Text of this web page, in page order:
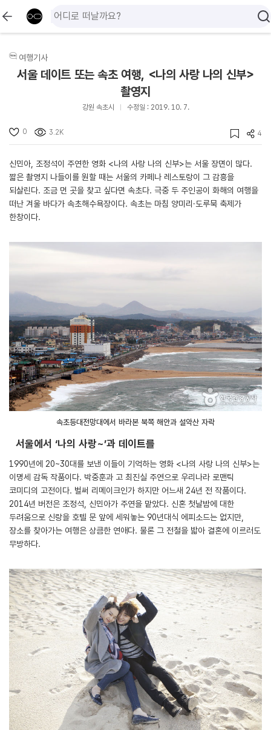
여행기사
서울 데이트 또는 속초 여행, <나의 사랑 나의 신부>
촬영지
강원 속초시 수정일 : 2019. 10. 7.
0 3.2K 4
신민아, 조정석이 주연한 영화 <나의 사랑 나의 신부>는 서울 장면이 많다.
짧은 촬영지 나들이를 원할 때는 서울의 카페나 레스토랑이 그 감흥을
되살린다. 조금 먼 곳을 찾고 싶다면 속초다. 극중 두 주인공이 화해의 여행을
떠난 겨울 바다가 속초해수욕장이다. 속초는 마침 양미리·도루묵 축제가
한창이다.
속초등대전망대에서 바라본 북쪽 해안과 설악산 자락
서울에서 ‘나의 사랑~’과 데이트를
1990년에 20~30대를 보낸 이들이 기억하는 영화 <나의 사랑 나의 신부>는
이명세 감독 작품이다. 박중훈과 고 최진실 주연으로 우리나라 로맨틱
코미디의 고전이다. 벌써 리메이크인가 하지만 어느새 24년 전 작품이다.
2014년 버전은 조정석, 신민아가 주연을 맡았다. 신혼 첫날밤에 대한
두려움으로 신랑을 호텔 문 앞에 세워놓는 90년대식 에피소드는 없지만,
장소를 찾아가는 여행은 상큼한 연애다. 물론 그 전철을 밟아 결혼에 이르러도
무방하다.